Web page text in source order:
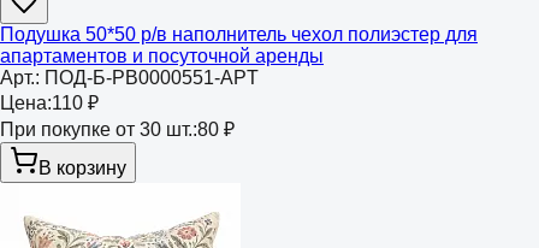
Подушка 50*50 р/в наполнитель чехол полиэстер для
апартаментов и посуточной аренды
Арт.: ПОД-Б-РВ0000551-APT
Цена:110 ₽
При покупке от 30 шт.:80 ₽
В корзину